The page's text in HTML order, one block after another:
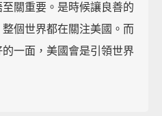
關重要。是時候讓良善的
個世界都在關注美國。而
一面，美國會是引領世界